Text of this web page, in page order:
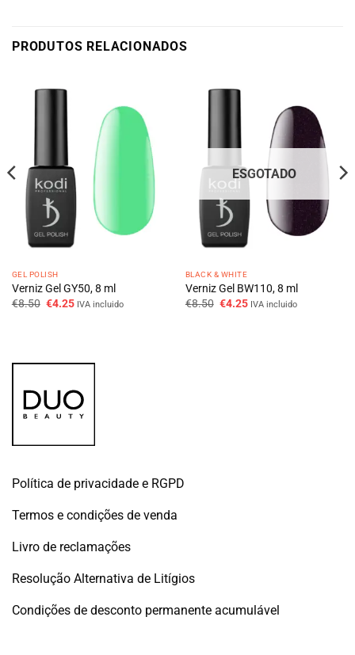
PRODUTOS RELACIONADOS
GEL POLISH
Verniz Gel GY50, 8 ml
€8.50 O
€4.25OIVA incluido
ESGOTADO
BLACK & WHITE
Verniz Gel BW110, 8 ml
€8.50 O
€4.25OIVA incluido
Política de privacidade e RGPD
Termos e condições de venda
Livro de reclamações
Resolução Alternativa de Litígios
Condições de desconto permanente acumulável